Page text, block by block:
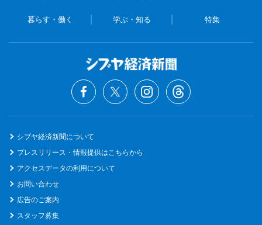
暮らす・働く 学ぶ・知る 特集
シブヤ経済新聞について
プレスリリース・情報提供はこちらから
アクセスデータの利用について
お問い合わせ
広告のご案内
スタッフ募集